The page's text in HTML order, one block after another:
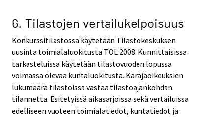
6. Tilastojen vertailukelpoisuus
Konkurssitilastossa käytetään Tilastokeskuksen
uusinta toimialaluokitusta TOL 2008. Kunnittaisissa
tarkasteluissa käytetään tilastovuoden lopussa
voimassa olevaa kuntaluokitusta. Käräjäoikeuksien
lukumäärä tilastoissa vastaa tilastoajankohdan
tilannetta. Esitetyissä aikasarjoissa sekä vertailuissa
edelliseen vuoteen toimialatiedot, kuntatiedot ja